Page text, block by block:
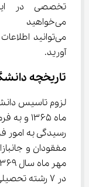
می‌توانید
آورید.
تاریخچه
ماه
رسیدگی به امور
مفقودان و
در ۷ رشته